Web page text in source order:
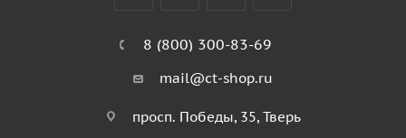
8 (800) 300-83-69
mail@ct-shop.ru
просп. Победы, 35, Тверь